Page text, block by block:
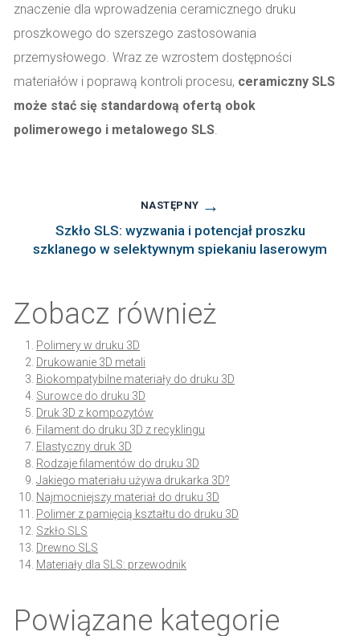
znaczenie dla wprowadzenia ceramicznego druku
proszkowego do szerszego zastosowania
przemysłowego. Wraz ze wzrostem dostępności
materiałów i poprawą kontroli procesu, ceramiczny SLS
może stać się standardową ofertą obok
polimerowego i metalowego SLS
NASTĘPNY →
Szkło SLS: wyzwania i potencjał proszku
szklanego w selektywnym spiekaniu laserowym
Zobacz również
Polimery w druku 3D
Drukowanie 3D metali
Biokompatybilne materiały do druku 3D
Surowce do druku 3D
Druk 3D z kompozytów
Filament do druku 3D z recyklingu
Elastyczny druk 3D
Rodzaje filamentów do druku 3D
Jakiego materiału używa drukarka 3D?
Najmocniejszy materiał do druku 3D
Polimer z pamięcią kształtu do druku 3D
Szkło SLS
Drewno SLS
Materiały dla SLS: przewodnik
Powiązane kategorie